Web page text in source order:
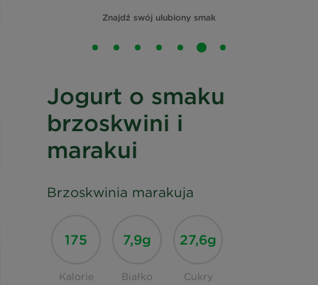
Znajdź swój ulubiony smak
Jogurt o smaku
brzoskwini i
marakui
Brzoskwinia marakuja
175
Kalorie
7,9g
Białko
27,6g
Cukry